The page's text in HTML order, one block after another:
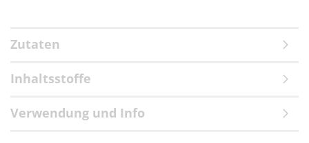
Zutaten
Inhaltsstoffe
Verwendung und Info